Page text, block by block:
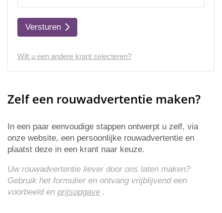
Versturen
Wilt u een andere krant selecteren?
Zelf een rouwadvertentie maken?
In een paar eenvoudige stappen ontwerpt u zelf, via
onze website, een persoonlijke rouwadvertentie en
plaatst deze in een krant naar keuze.
Uw rouwadvertentie liever door ons laten maken?
Gebruik het formulier en ontvang vrijblijvend een
voorbeeld en prijsopgave .